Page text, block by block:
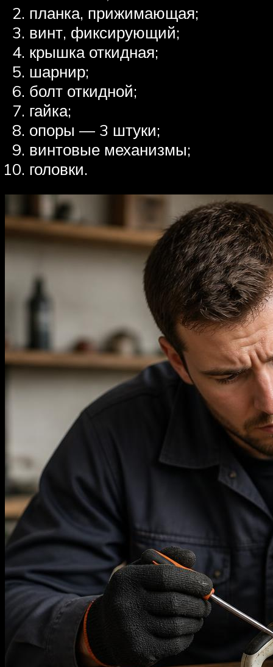
планка, прижимающая;
винт, фиксирующий;
крышка откидная;
шарнир;
болт откидной;
гайка;
опоры — 3 штуки;
винтовые механизмы;
головки.